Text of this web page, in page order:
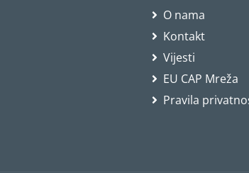
O nama
Kontakt
Vijesti
EU CAP Mreža
Pravila